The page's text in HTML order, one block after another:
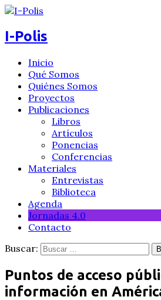
I-Polis
Inicio
Qué Somos
Quiénes Somos
Proyectos
Publicaciones
Libros
Artículos
Ponencias
Conferencias
Materiales
Entrevistas
Biblioteca
Agenda
Jornadas 4.0
Contacto
Buscar:
Puntos de acceso
información en